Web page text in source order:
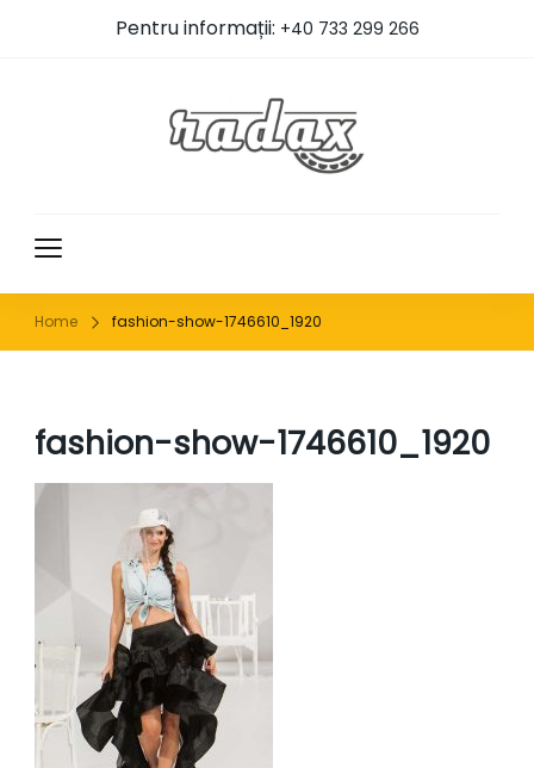
Pentru informații: +40 733 299 266
Home fashion-show-1746610_1920
fashion-show-1746610_1920